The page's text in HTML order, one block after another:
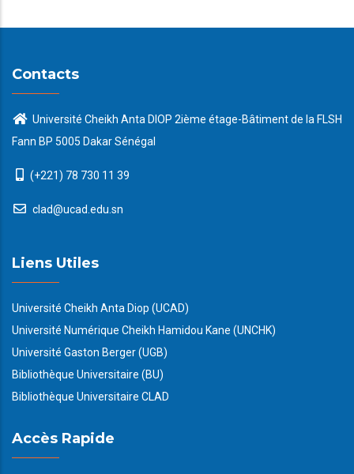
Contacts
Université Cheikh Anta DIOP 2ième étage-Bâtiment de la FLSH
Fann BP 5005 Dakar Sénégal
(+221) 78 730 11 39
clad@ucad.edu.sn
Liens Utiles
Université Cheikh Anta Diop (UCAD)
Université Numérique Cheikh Hamidou Kane (UNCHK)
Université Gaston Berger (UGB)
Bibliothèque Universitaire (BU)
Bibliothèque Universitaire CLAD
Accès Rapide